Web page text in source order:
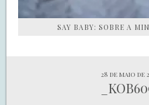
SAY BABY: SOBRE A
28 de maio de